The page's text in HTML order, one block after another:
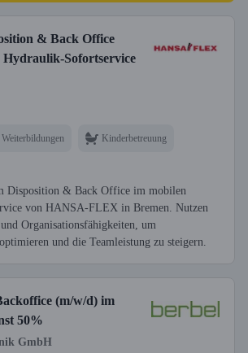
& Back Office
Sofortservice
Weiterbildungen Kinderbetreuung
Disposition & Back Office im mobilen
von HANSA-FLEX in Bremen. Nutzen
Organisationsfähigkeiten, um
und die Teamleistung zu steigern.
(m/w/d) im
50%
GmbH